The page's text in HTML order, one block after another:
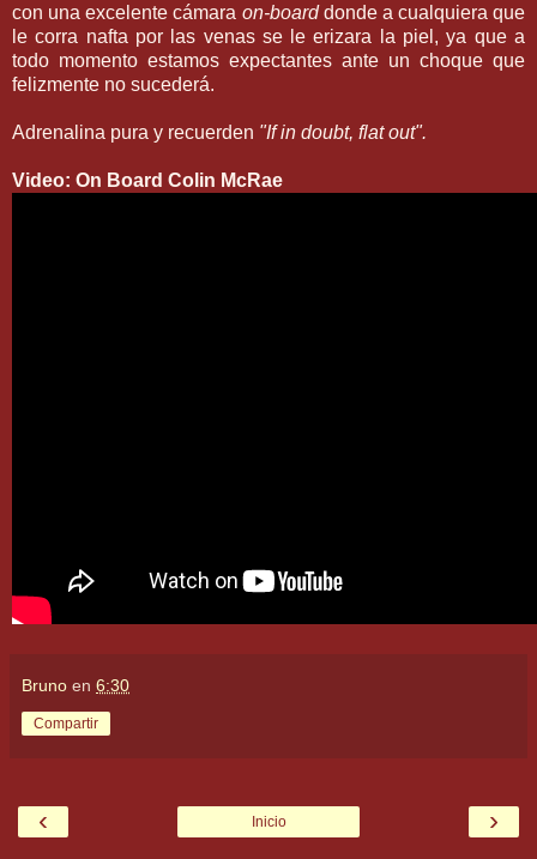
con una excelente cámara on-boarddonde a cualquiera que
le corra nafta por las venas se le erizara la piel, ya que a
todo momento estamos expectantes ante un choque que
felizmente no sucederá.
Adrenalina pura y recuerden "If in doubt, flat out".
Video: On Board Colin McRae
Bruno en 6:30
Compartir
‹ ›
Inicio